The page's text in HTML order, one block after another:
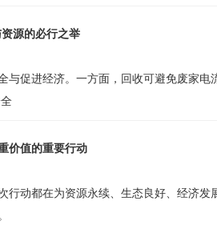
源的必行之举
与促进经济。一方面，回收可避免废家电
价值的重要行动
行动都在为资源永续、生态良好、经济发